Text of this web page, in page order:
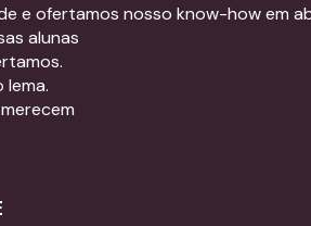
e ofertamos nosso know-how em
alunas
lema.